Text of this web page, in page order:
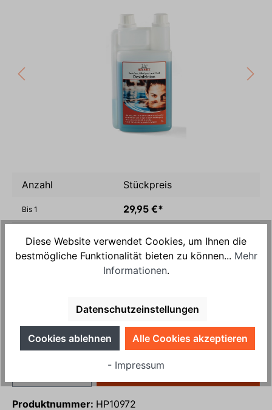
Anzahl Stückpreis
Bis 1 29,95 €*
Bis3 27,95 €*
Bis5 24,95 €*
Preise inkl. MwSt. zzgl. Versandkosten (Paket)
Sofort verfügbar, Lieferzeit: 1-3 Tage
Produktnummer: HP10972
Diese Website verwendet Cookies, um Ihnen die
bestmögliche Funktionalität bieten zu können... Mehr
Informationen.
Datenschutzeinstellungen
Cookies ablehnen Alle Cookies akzeptieren
- Impressum